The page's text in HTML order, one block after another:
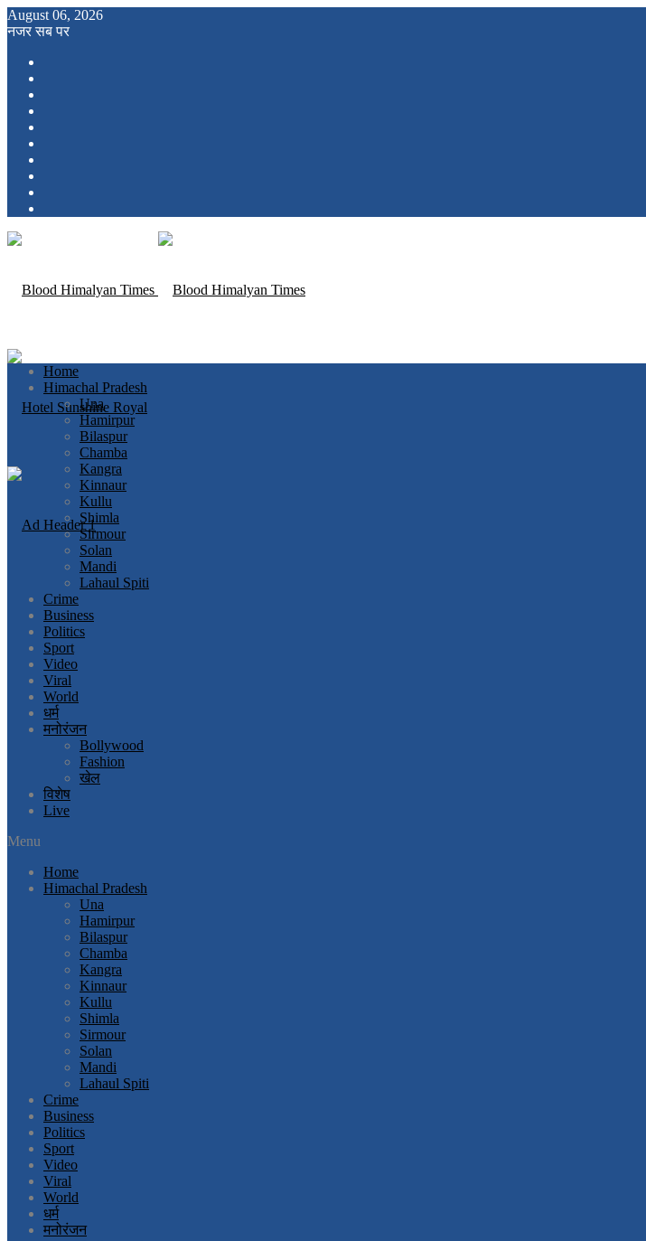
August 06, 2026
नजर सब पर
Home
Himachal Pradesh
Una
Hamirpur
Bilaspur
Chamba
Kangra
Kinnaur
Kullu
Shimla
Sirmour
Solan
Mandi
Lahaul Spiti
Crime
Business
Politics
Sport
Video
Viral
World
धर्म
मनोरंजन
Bollywood
Fashion
खेल
विशेष
Live
Menu
Home
Himachal Pradesh
Una
Hamirpur
Bilaspur
Chamba
Kangra
Kinnaur
Kullu
Shimla
Sirmour
Solan
Mandi
Lahaul Spiti
Crime
Business
Politics
Sport
Video
Viral
World
धर्म
मनोरंजन